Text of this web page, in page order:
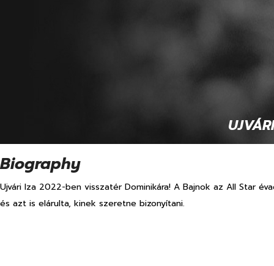
Biography
Ujvári Iza 2022-ben visszatér Dominikára! A Bajnok az All Star
és azt is elárulta, kinek szeretne bizonyítani.